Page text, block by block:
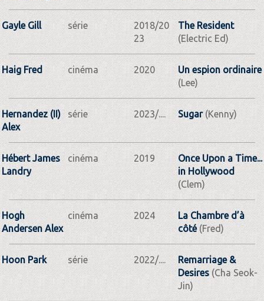
Gayle Gill série
2018/20
23
The Resident
(Electric Ed)
Haig Fred cinéma 2020
Un espion ordinaire
(Lee)
Hernandez (II)
Alex
série 2023/.... Sugar(Kenny)
Hébert James
Landry
cinéma 2019
Once Upon a Time...
in Hollywood
(Clem)
Hogh
Andersen Alex
cinéma 2024
La Chambre d’à
côté(Fred)
Hoon Park série 2022/....
Remarriage &
Desires(Cha Seok-
Jin)